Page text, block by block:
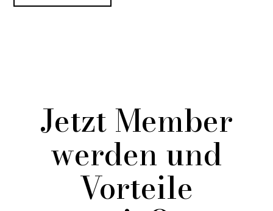
Jetzt Member
werden und
Vorteile